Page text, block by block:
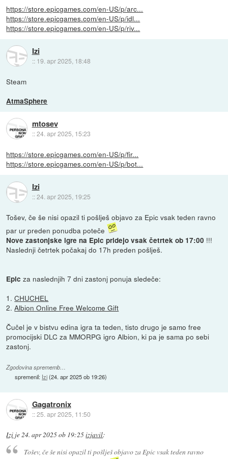
https://store.epicgames.com/en-US/p/arc...
https://store.epicgames.com/en-US/p/idl...
https://store.epicgames.com/en-US/p/riv...
Izi
:: 19. apr 2025, 18:48
Steam
AtmaSphere
mtosev
::24. apr 2025, 15:23
https://store.epicgames.com/en-US/p/fir...
https://store.epicgames.com/en-US/p/bot...
Izi
::24. apr 2025, 19:25
Tošev, če še nisi opazil ti pošlješ objavo za Epic vsak teden ravno
par ur preden ponudba poteče
Nove zastonjske igre na Epic pridejo vsak četrtek ob 17:00 !!!
Naslednji četrtek počakaj do 17h preden pošlješ.
Epic za naslednjih 7 dni zastonj ponuja sledeče:
1.CHUCHEL
2.Albion Online Free Welcome Gift
Čučel je v bistvu edina igra ta teden, tisto drugo je samo free
promocijski DLC za MMORPG igro Albion, ki pa je sama po sebi
zastonj.
Zgodovina sprememb…
spremenil: Izi(24. apr 2025 ob 19:26)
Gagatronix
::25. apr 2025, 11:50
Izi je24. apr 2025 ob 19:25izjavil:
Tošev, če še nisi opazil ti pošlješ objavo za Epic vsak teden ravno